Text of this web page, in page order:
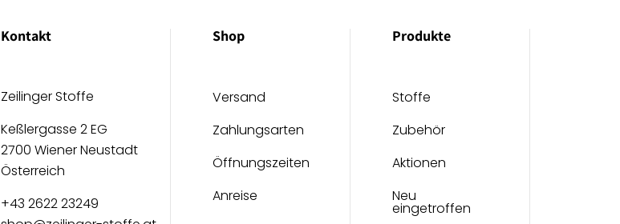
Kontakt
Zeilinger Stoffe
Keßlergasse 2 EG
2700 Wiener Neustadt
Österreich
+43 2622 23249
Shop
Versand
Zahlungsarten
Öffnungszeiten
Anreise
Produkte
Stoffe
Zubehör
Aktionen
Neu
eingetroffen